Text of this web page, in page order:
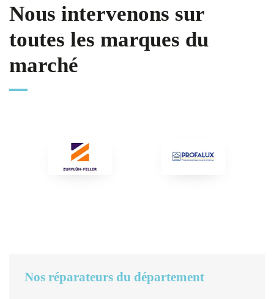
Nous intervenons sur
toutes les marques du
marché
Nos réparateurs du département